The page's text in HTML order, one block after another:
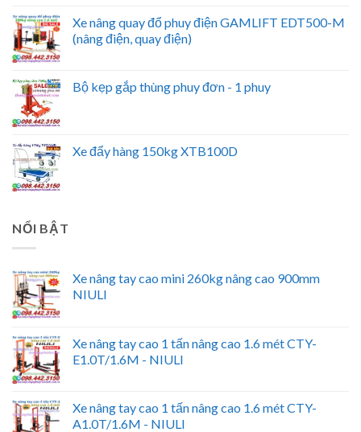
Xe nâng quay đổ phuy điện GAMLIFT EDT500-M
(nâng điện, quay điện)
Bộ kẹp gắp thùng phuy đơn - 1 phuy
Xe đẩy hàng 150kg XTB100D
NỔI BẬT
Xe nâng tay cao mini 260kg nâng cao 900mm
NIULI
Xe nâng tay cao 1 tấn nâng cao 1.6 mét CTY-
E1.0T/1.6M - NIULI
Xe nâng tay cao 1 tấn nâng cao 1.6 mét CTY-
A1.0T/1.6M - NIULI